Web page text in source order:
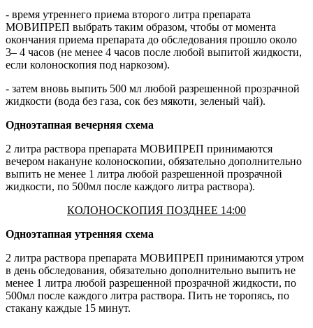
- время утреннего приема второго литра препарата
МОВИПРЕП выбрать таким образом, чтобы от момента
окончания приема препарата до обследования прошло около
3– 4 часов (не менее 4 часов после любой выпитой жидкости,
если колоноскопия под наркозом).
- затем вновь выпить 500 мл любой разрешенной прозрачной
жидкости (вода без газа, сок без мякоти, зеленый чай).
Одноэтапная вечерняя схема
2 литра раствора препарата МОВИПРЕП принимаются
вечером накануне колоноскопии, обязательно дополнительно
выпить не менее 1 литра любой разрешенной прозрачной
жидкости, по 500мл после каждого литра раствора).
КОЛОНОСКОПИЯ ПОЗДНЕЕ 14:00
Одноэтапная утренняя схема
2 литра раствора препарата МОВИПРЕП принимаются утром
в день обследования, обязательно дополнительно выпить не
менее 1 литра любой разрешенной прозрачной жидкости, по
500мл после каждого литра раствора. Пить не торопясь, по
стакану каждые 15 минут.